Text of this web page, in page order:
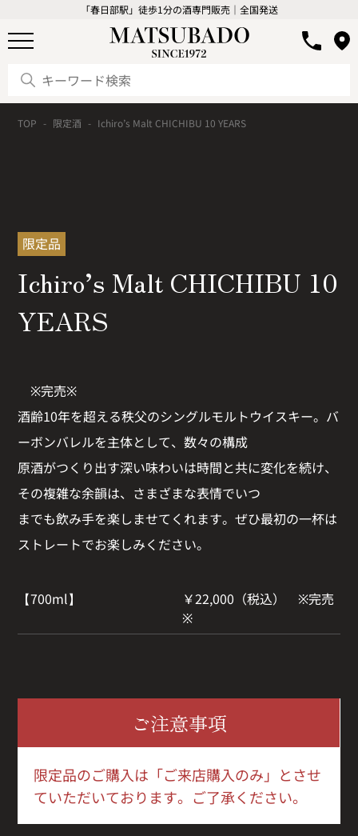
「春日部駅」徒歩1分の酒専門販売｜全国発送
TOP 限定酒 Ichiro’s Malt CHICHIBU 10 YEARS
限定品
Ichiro’s Malt CHICHIBU 10
YEARS
※完売※
酒齢10年を超える秩父のシングルモルトウイスキー。バ
ーボンバレルを主体として、数々の構成
原酒がつくり出す深い味わいは時間と共に変化を続け、
その複雑な余韻は、さまざまな表情でいつ
までも飲み手を楽しませてくれます。ぜひ最初の一杯は
ストレートでお楽しみください。
【700ml】
￥22,000（税込） ※完売
※
ご注意事項
限定品のご購入は「ご来店購入のみ」とさせ
ていただいております。ご了承ください。